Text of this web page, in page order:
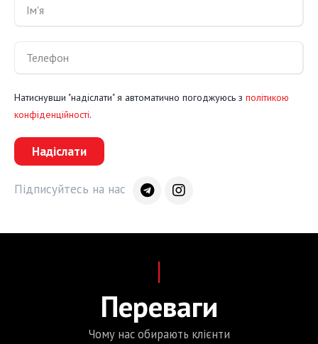
Натиснувши "надіслати" я автоматично погоджуюсь з політикою
конфіденційності.
Надіслати
Підписуйтесь на нас
Переваги
Чому насобирають клієнти